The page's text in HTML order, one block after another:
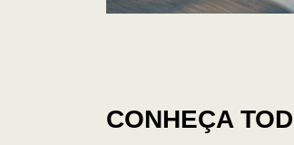
CONHEÇA